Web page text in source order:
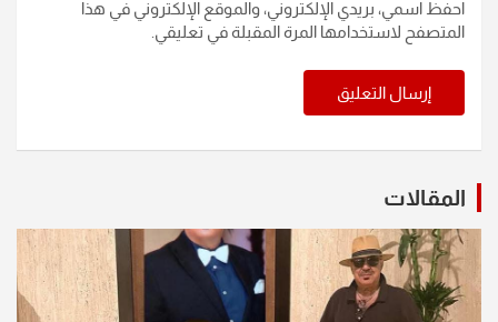
احفظ اسمي، بريدي الإلكتروني، والموقع الإلكتروني في هذا
المتصفح لاستخدامها المرة المقبلة في تعليقي.
المقالات